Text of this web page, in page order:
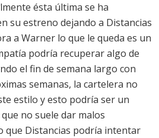
ésta última se ha
su estreno dejando a Distancias
a Warner lo que le queda es un
podría recuperar algo de
el fin de semana largo con
semanas, la cartelera no
estilo y esto podría ser un
no suele dar malos
que Distancias podría intentar